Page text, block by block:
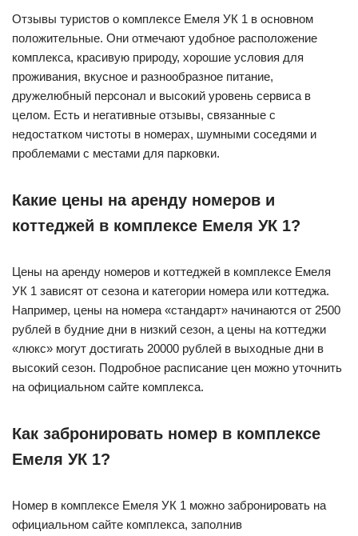
Отзывы туристов о комплексе Емеля УК 1 в основном
положительные. Они отмечают удобное расположение
комплекса, красивую природу, хорошие условия для
проживания, вкусное и разнообразное питание,
дружелюбный персонал и высокий уровень сервиса в
целом. Есть и негативные отзывы, связанные с
недостатком чистоты в номерах, шумными соседями и
проблемами с местами для парковки.
Какие цены на аренду номеров и
коттеджей в комплексе Емеля УК 1?
Цены на аренду номеров и коттеджей в комплексе Емеля
УК 1 зависят от сезона и категории номера или коттеджа.
Например, цены на номера «стандарт» начинаются от 2500
рублей в будние дни в низкий сезон, а цены на коттеджи
«люкс» могут достигать 20000 рублей в выходные дни в
высокий сезон. Подробное расписание цен можно уточнить
на официальном сайте комплекса.
Как забронировать номер в комплексе
Емеля УК 1?
Номер в комплексе Емеля УК 1 можно забронировать на
официальном сайте комплекса, заполнив